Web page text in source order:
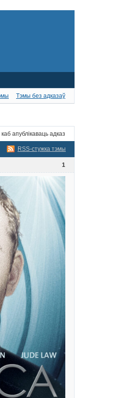
Тэмы без адказаў
, каб апублікаваць адказ
RSS-стужка тэмы
1